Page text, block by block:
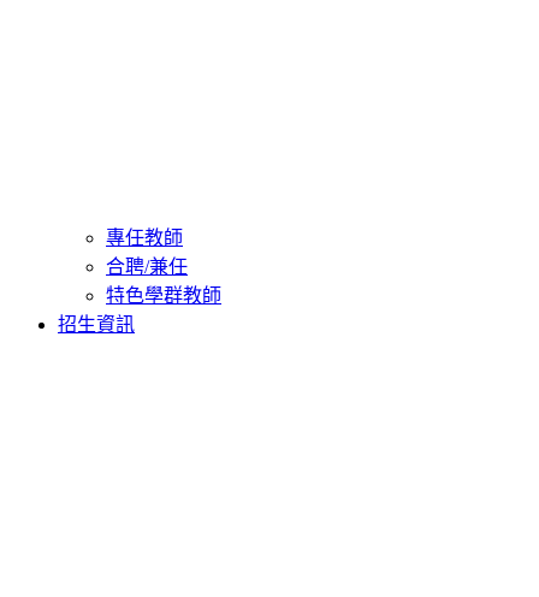
專任教師
合聘/兼任
特色學群教師
招生資訊